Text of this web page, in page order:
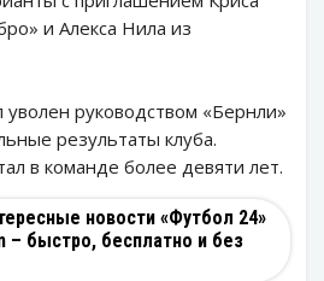
и Алекса Нила из
руководством «Бернли»
результаты клуба.
в команде более девяти лет.
новости «Футбол 24»
– быстро, бесплатно и без